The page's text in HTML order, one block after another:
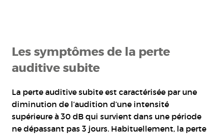
Les symptômes de la perte
auditive subite
La perte auditive subite est caractérisée par une
diminution de l’audition d’une intensité
supérieure à 30 dB qui survient dans une période
ne dépassant pas 3 jours. Habituellement, la perte